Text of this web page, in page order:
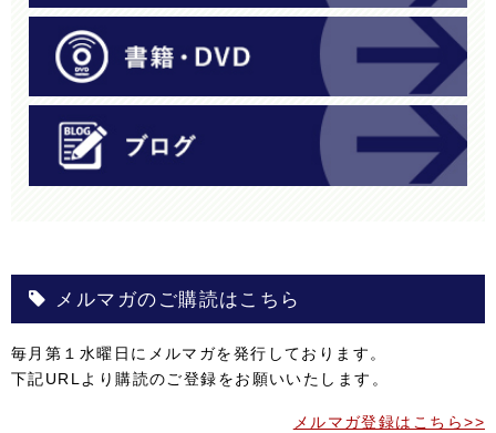
メルマガのご購読はこちら
毎月第１水曜日にメルマガを発行しております。
下記URLより購読のご登録をお願いいたします。
メルマガ登録はこちら>>